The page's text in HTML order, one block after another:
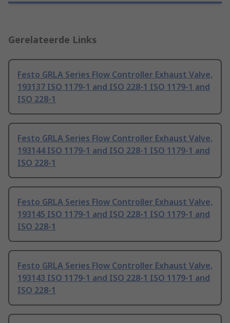
Gerelateerde Links
Festo GRLA Series Flow Controller Exhaust Valve,
193137 ISO 1179-1 and ISO 228-1 ISO 1179-1 and
ISO 228-1
Festo GRLA Series Flow Controller Exhaust Valve,
193144 ISO 1179-1 and ISO 228-1 ISO 1179-1 and
ISO 228-1
Festo GRLA Series Flow Controller Exhaust Valve,
193145 ISO 1179-1 and ISO 228-1 ISO 1179-1 and
ISO 228-1
Festo GRLA Series Flow Controller Exhaust Valve,
193143 ISO 1179-1 and ISO 228-1 ISO 1179-1 and
ISO 228-1